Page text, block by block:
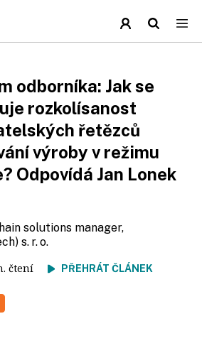
odborníka: Jak se
rozkolísanost
řetězců
výroby v režimu
Odpovídá Jan Lonek
solutions manager,
s. r. o.
čtení PŘEHRÁT ČLÁNEK